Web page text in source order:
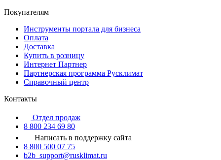
Покупателям
Инструменты портала для бизнеса
Оплата
Доставка
Купить в розницу
Интернет Партнер
Партнерская программа Русклимат
Справочный центр
Контакты
Отдел продаж
8 800 234 69 80
Написать в поддержку сайта
8 800 500 07 75
b2b_support@rusklimat.ru